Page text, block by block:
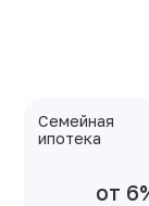
Семейная
ипотека
от